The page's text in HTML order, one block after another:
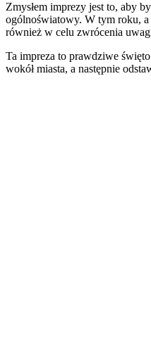
Zmysłem imprezy jest to, aby
ogólnoświatowy. W tym roku,
również w celu zwrócenia
Ta impreza to prawdziwe
wokół miasta, a następnie